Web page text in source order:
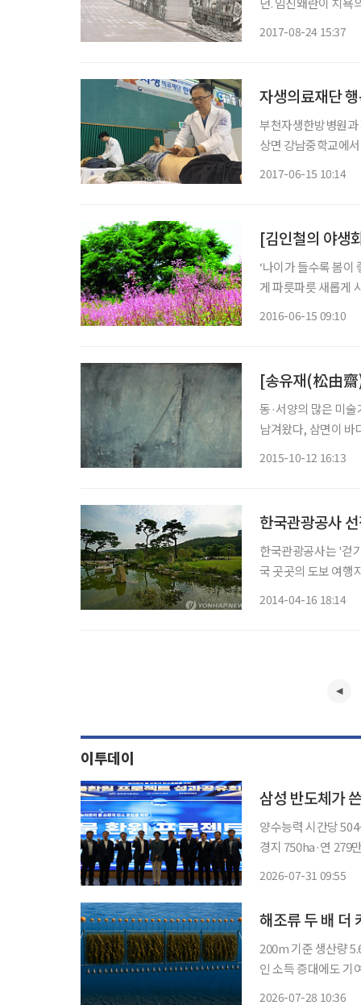
2017-08-24 15:37
자생의료재단
부천자생한방병원과
상면 강남중학교에
2017-06-15 10:14
[김인철의 야생
‘나이가 들수록 봄이
게 파릇파릇 새롭게
2016-06-15 09:10
[송유재(松由齋
동·서양의 많은 미
남겨왔다, 삼면이 바
2015-10-12 16:13
한국관광공사
한국관광공사는 '걷
국 곳곳의 도보 여행
2014-04-16 18:14
이투데이
삼성 반도체가
양수능력 시간당
경지 750ha·연 279만톤 삼성전자가 반도체 생산 과정에서 소모한 물에 상응
2026-07-31 09:55
해조류 두 배
200m 기준 생산량
인 소득 증대에도 기여 전망 어장을 넓히지 않고도 기존보다 두 배 이
2026-07-28 10:36